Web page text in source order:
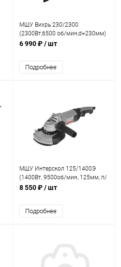
МШУ Вихрь 230/2300
(2300Вт,6500 об/мин,d=230мм)
6 990 ₽/ шт
Подробнее
МШУ Интерскол 125/1400Э
(1400Вт, 9500об/мин, 125мм, п/
п)
8 550 ₽/ шт
Подробнее